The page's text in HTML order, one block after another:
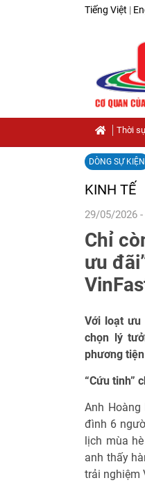
Tiếng Việt |
Thời
DÒNG SỰ KIỆN
KINH TẾ
29/05/2026 -
Chỉ
ưu
Với loạt ưu
chọn lý
phương
“Cứu tinh”
Anh
đình 6
lịch mùa
anh thấy
trải nghiệm